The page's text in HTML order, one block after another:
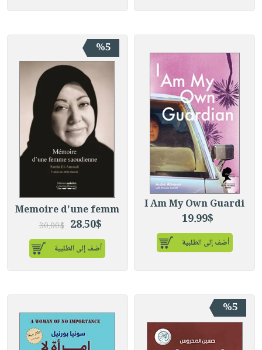
I Am My Own Guardi
19.99$
أضف إلى الطلبية
%5
Memoire d'une femm
28.50$
30.00$
أضف إلى الطلبية
%5